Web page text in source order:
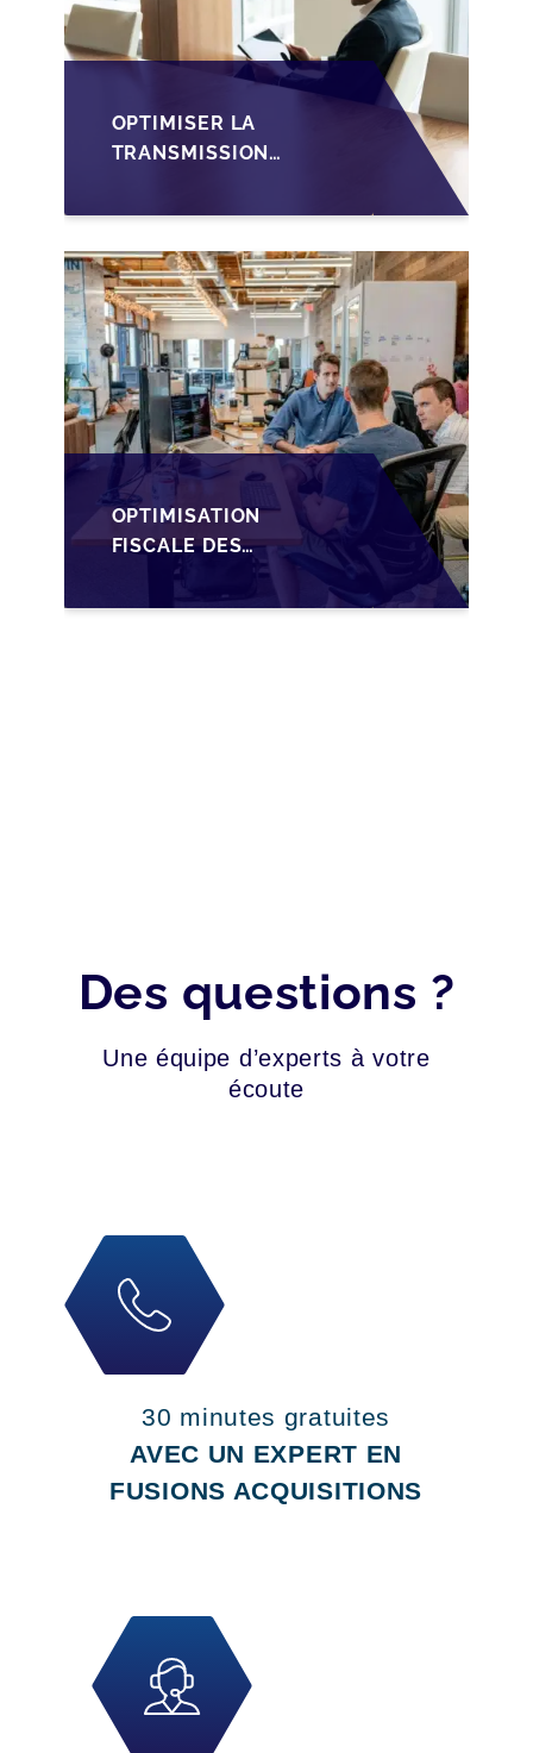
OPTIMISER LA
TRANSMISSION
LUXEMBOURGEOISE
SOPARFI
OPTIMISATION
FISCALE DES
TRANSMISSIONS VIA
LA HOLDING SOPARFI
Des questions ?
Une équipe d’experts à votre
écoute
30 minutes gratuites
AVEC UN EXPERT EN
FUSIONS ACQUISITIONS